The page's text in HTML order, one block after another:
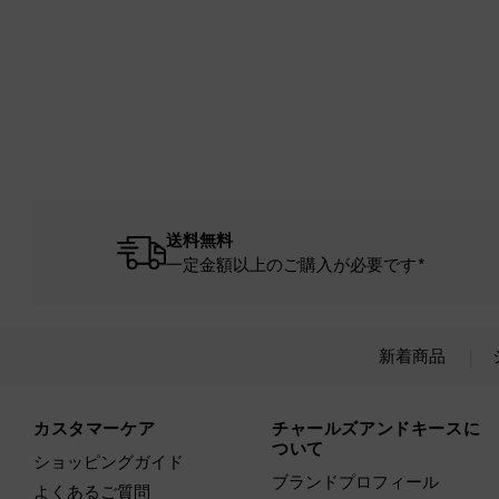
送料無料
一定金額以上のご購入が必要です*
新着商品
カスタマーケア
ショッピングガイド
よくあるご質問
チャールズアンドキースに
ついて
ブランドプロフィール